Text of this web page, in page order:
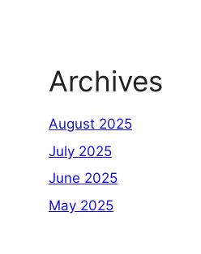
Archives
August 2025
July 2025
June 2025
May 2025